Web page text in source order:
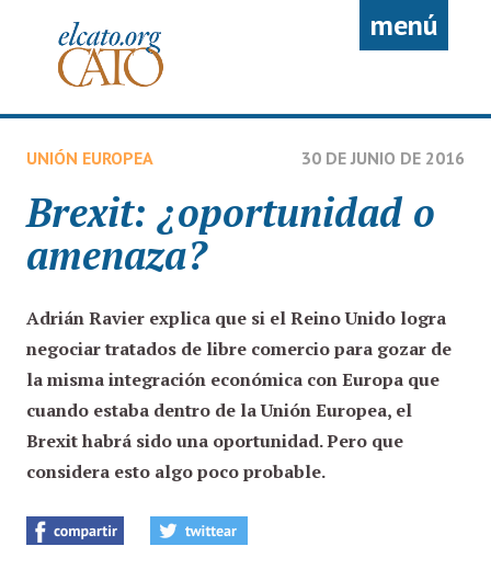
menú
UNIÓN EUROPEA 30 DE JUNIO DE 2016
Brexit: ¿oportunidad o
amenaza?
Adrián Ravier explica que si el Reino Unido logra
negociar tratados de libre comercio para gozar de
la misma integración económica con Europa que
cuando estaba dentro de la Unión Europea, el
Brexit habrá sido una oportunidad. Pero que
considera esto algo poco probable.